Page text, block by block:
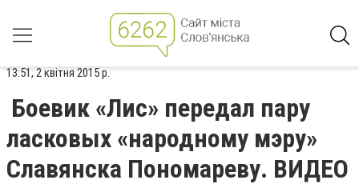
13:51, 2 квітня 2015 р.
Боевик «Лис» передал пару
ласковых «народному мэру»
Славянска Пономареву. ВИДЕО